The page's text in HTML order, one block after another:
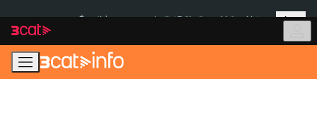
navegació
principal
contingut
Més